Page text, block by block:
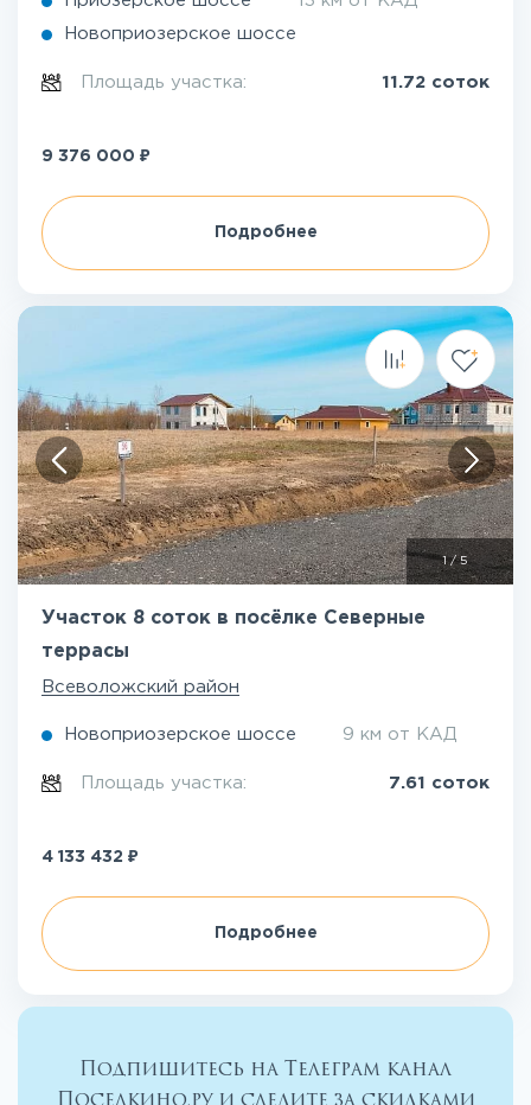
Новоприозерское шоссе
Площадь участка: 11.72 соток
9 376 000 ₽
Подробнее
1/5
Участок 8 соток в посёлке Северные
террасы
Всеволожский район
Новоприозерское шоссе 9 км от КАД
Площадь участка: 7.61 соток
4 133 432 ₽
Подробнее
Подпишитесь на Телеграм канал